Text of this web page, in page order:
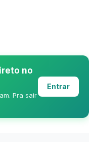
no
Pra sair
Entrar